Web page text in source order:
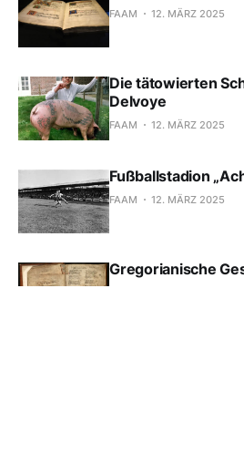
FAAM 12. MÄRZ 2025
Die tätowierten
Delvoye
FAAM 12. MÄRZ 2025
Fußballstadion
FAAM 12. MÄRZ 2025
Gregorianische